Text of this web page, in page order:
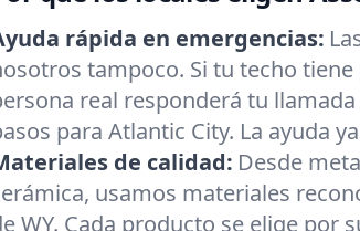
rápida en emergencias:
tampoco. Si tu techo
real responderá tu
para Atlantic City. La ayuda
de calidad: Desde
usamos materiales
WY. Cada producto se elige por